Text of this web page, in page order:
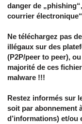
danger de
courrier
Ne téléchargez pas
illégaux sur des
(P2P/peer to peer),
majorité de ces
malware !!!
Restez informés sur
soit par abonnement
d’informations) et/ou